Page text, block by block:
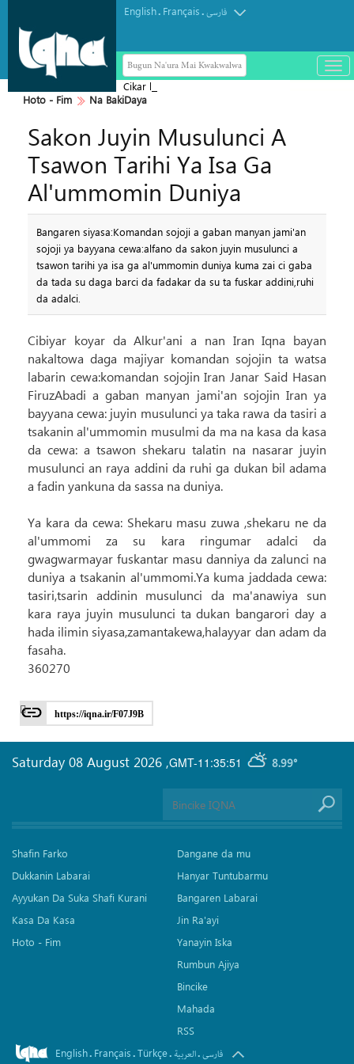
English. Français.فارسی
Bugun Na'ura Mai Kwakwalwa
باز
و
Cikar kur'ani Mai Tsarki
Hoto - Fim
Na BakiDaya
Sakon Juyin Musulunci A
Tsawon Tarihi Ya Isa Ga
Al'ummomin Duniya
Bangaren siyasa:Komandan sojoji a gaban manyan jami'an
sojoji ya bayyana cewa:alfano da sakon juyin musulunci a
tsawon tarihi ya isa ga al'ummomin duniya kuma zai ci gaba
da tada su daga barci da fadakar da su ta fuskar addini,ruhi
da adalci.
Cibiyar koyar da Alkur'ani a nan Iran Iqna bayan
nakaltowa daga majiyar komandan sojojin ta watsa
labarin cewa:komandan sojojin Iran Janar Said Hasan
FiruzAbadi a gaban manyan jami'an sojojin Iran ya
bayyana cewa: juyin musulunci ya taka rawa da tasiri a
tsakanin al'ummomin musulmi da ma na kasa da kasa
da cewa: a tsawon shekaru talatin na nasarar juyin
musulunci an raya addini da ruhi ga dukan bil adama
a fadin yankuna da sassa na duniya.
Ya kara da cewa: Shekaru masu zuwa ,shekaru ne da
al'ummomi za su kara ringumar adalci da
gwagwarmayar fuskantar masu danniya da zalunci na
duniya a tsakanin al'ummomi.Ya kuma jaddada cewa:
tasiri,tsarin addinin musulunci da ma'anawiya sun
kara raya juyin musulunci ta dukan bangarori day a
hada ilimin siyasa,zamantakewa,halayyar dan adam da
fasaha.
360270
https://iqna.ir/F07J9B
GMT-11:35:51 8.99°
Saturday 08 August 2026 ,
Shafin Farko
Dukkanin Labarai
Ayyukan Da Suka Shafi Kurani
Kasa Da Kasa
Hoto - Fim
Dangane da mu
Hanyar Tuntubarmu
Bangaren Labarai
Jin Ra'ayi
Yanayin Iska
Rumbun Ajiya
Bincike
Mahada
RSS
English. Français.Türkçe. العربیة.فارسی